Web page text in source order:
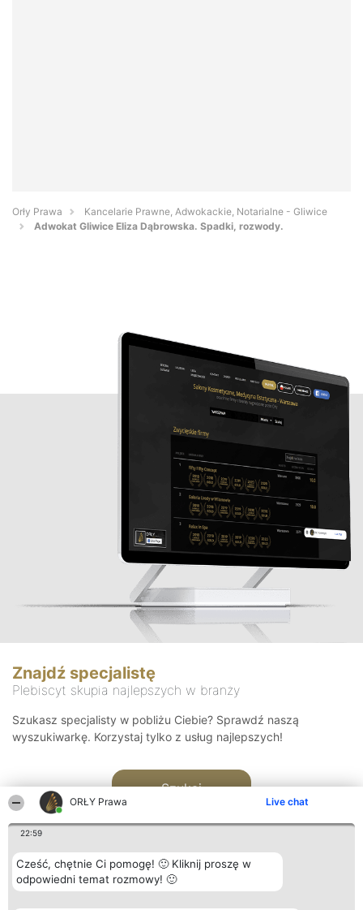
ORŁY Prawa Live chat
22:59
Cześć, chętnie Ci pomogę! 🙂 Kliknij proszę w
odpowiedni temat rozmowy! 🙂
Orły Prawa
Kancelarie Prawne, Adwokackie, Notarialne - Gliwice
Adwokat Gliwice Eliza Dąbrowska. Spadki, rozwody.
Znajdź specjalistę
Plebiscyt skupia najlepszych w branży
Szukasz specjalisty w pobliżu Ciebie? Sprawdź naszą
wyszukiwarkę. Korzystaj tylko z usług najlepszych!
Szukaj
Organizator plebiscytu Plebiscyt Kontakt